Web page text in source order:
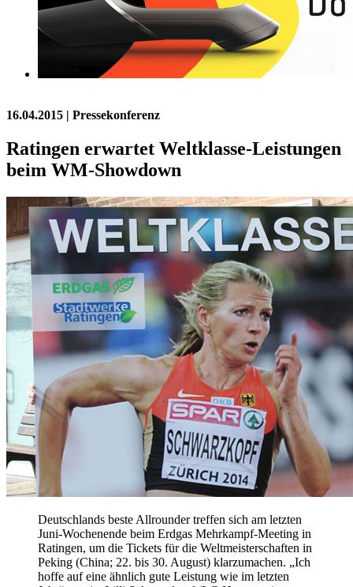
16.04.2015 | Pressekonferenz
Ratingen erwartet Weltklasse-Leistungen
beim WM-Showdown
Deutschlands beste Allrounder treffen sich am letzten
Juni-Wochenende beim Erdgas Mehrkampf-Meeting in
Ratingen, um die Tickets für die Weltmeisterschaften in
Peking (China; 22. bis 30. August) klarzumachen. „Ich
hoffe auf eine ähnlich gute Leistung wie im letzten